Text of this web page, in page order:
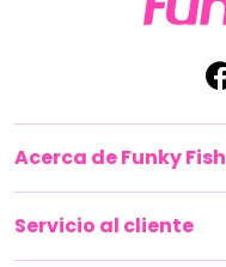
Acerca de Funky Fish
Servicio al cliente